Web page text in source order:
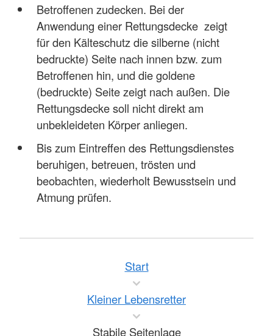
Betroffenen zudecken. Bei der
Anwendung einer Rettungsdecke zeigt
für den Kälteschutz die silberne (nicht
bedruckte) Seite nach innen bzw. zum
Betroffenen hin, und die goldene
(bedruckte) Seite zeigt nach außen. Die
Rettungsdecke soll nicht direkt am
unbekleideten Körper anliegen.
Bis zum Eintreffen des Rettungsdienstes
beruhigen, betreuen, trösten und
beobachten, wiederholt Bewusstsein und
Atmung prüfen.
Start
Kleiner Lebensretter
Stabile Seitenlage